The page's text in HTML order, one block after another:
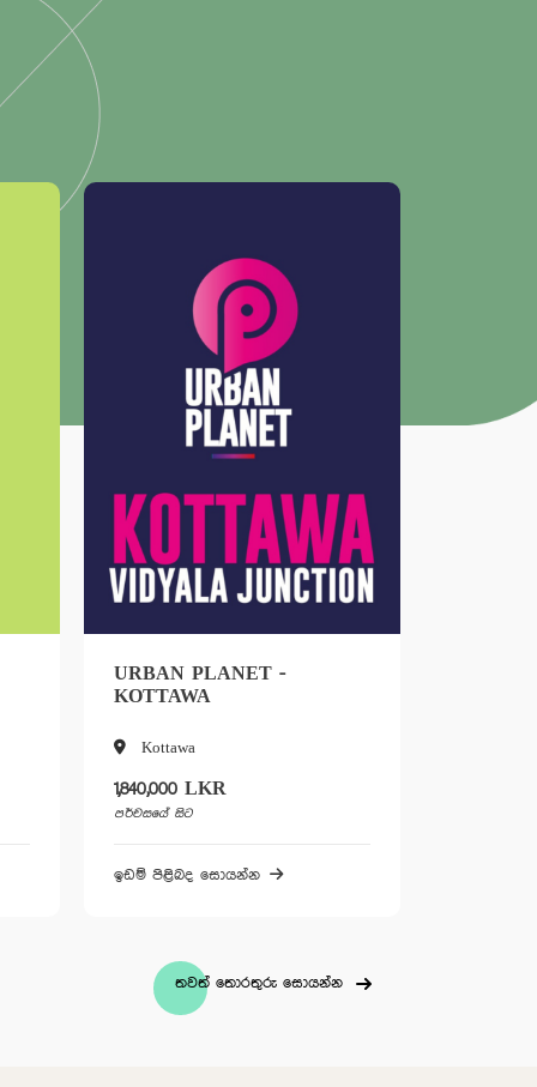
-
FRUITS BURY - ආටිගල
ඉඩම් පිළිබද සොයන්න
තවත් තොරතුරු සොයන්න